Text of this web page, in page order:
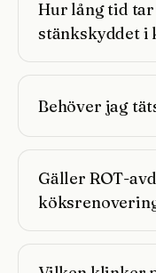
Hur lång tid
stänkskyddet i
Behöver jag
Gäller ROT-